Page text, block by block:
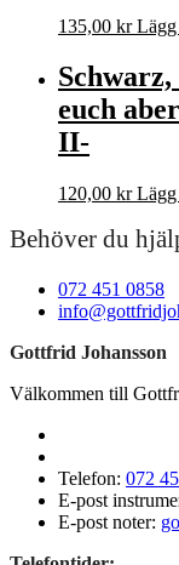
135,00 kr
euch
II-
120,00 kr
Behöver du
072 451 0858
Gottfrid Johansson
Välkommen till
Telefon: 072
E-post
E-post noter: